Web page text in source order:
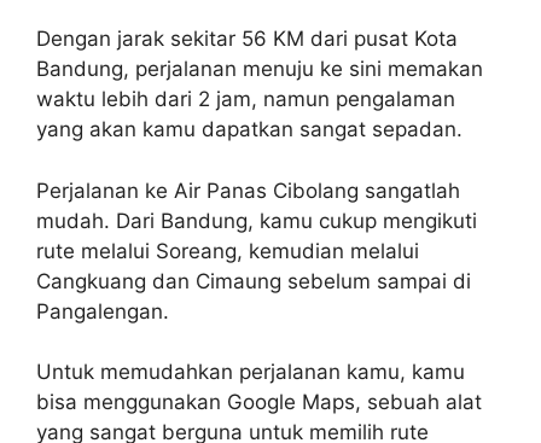
Dengan jarak sekitar 56 KM dari pusat Kota
Bandung, perjalanan menuju ke sini memakan
waktu lebih dari 2 jam, namun pengalaman
yang akan kamu dapatkan sangat sepadan.
Perjalanan ke Air Panas Cibolang sangatlah
mudah. Dari Bandung, kamu cukup mengikuti
rute melalui Soreang, kemudian melalui
Cangkuang dan Cimaung sebelum sampai di
Pangalengan.
Untuk memudahkan perjalanan kamu, kamu
bisa menggunakan Google Maps, sebuah alat
yang sangat berguna untuk memilih rute